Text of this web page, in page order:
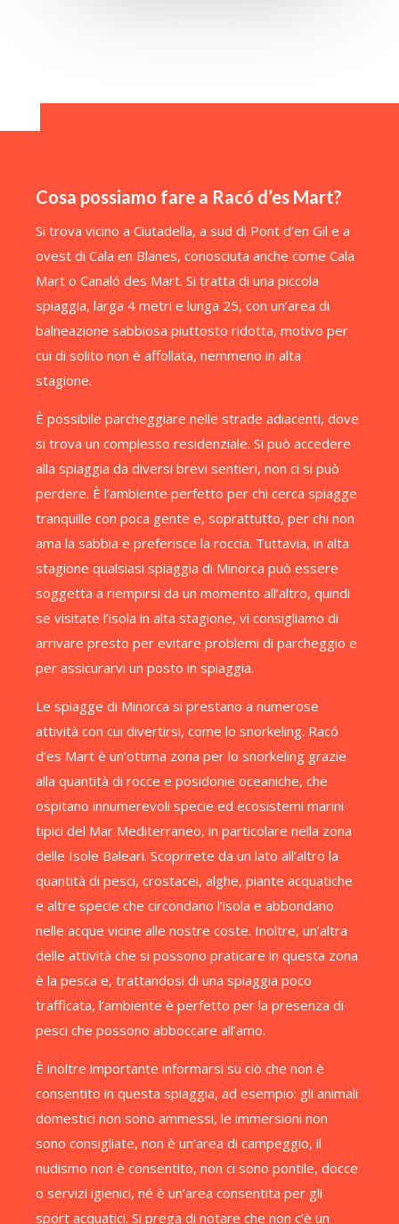
Cosa possiamo fare a Racó d’es Mart?
Si trova vicino a Ciutadella, a sud di Pont d’en Gil e a
ovest di Cala en Blanes, conosciuta anche come Cala
Mart o Canaló des Mart. Si tratta di una piccola
spiaggia, larga 4 metri e lunga 25, con un’area di
balneazione sabbiosa piuttosto ridotta, motivo per
cui di solito non è affollata, nemmeno in alta
stagione.
È possibile parcheggiare nelle strade adiacenti, dove
si trova un complesso residenziale. Si può accedere
alla spiaggia da diversi brevi sentieri, non ci si può
perdere. È l’ambiente perfetto per chi cerca spiagge
tranquille con poca gente e, soprattutto, per chi non
ama la sabbia e preferisce la roccia. Tuttavia, in alta
stagione qualsiasi spiaggia di Minorca può essere
soggetta a riempirsi da un momento all’altro, quindi
se visitate l’isola in alta stagione, vi consigliamo di
arrivare presto per evitare problemi di parcheggio e
per assicurarvi un posto in spiaggia.
Le spiagge di Minorca si prestano a numerose
attività con cui divertirsi, come lo snorkeling. Racó
d’es Mart è un’ottima zona per lo snorkeling grazie
alla quantità di rocce e posidonie oceaniche, che
ospitano innumerevoli specie ed ecosistemi marini
tipici del Mar Mediterraneo, in particolare nella zona
delle Isole Baleari. Scoprirete da un lato all’altro la
quantità di pesci, crostacei, alghe, piante acquatiche
e altre specie che circondano l’isola e abbondano
nelle acque vicine alle nostre coste. Inoltre, un’altra
delle attività che si possono praticare in questa zona
è la pesca e, trattandosi di una spiaggia poco
trafficata, l’ambiente è perfetto per la presenza di
pesci che possono abboccare all’amo.
È inoltre importante informarsi su ciò che non è
consentito in questa spiaggia, ad esempio: gli animali
domestici non sono ammessi, le immersioni non
sono consigliate, non è un’area di campeggio, il
nudismo non è consentito, non ci sono pontile, docce
o servizi igienici, né è un’area consentita per gli
sport acquatici. Si prega di notare che non c’è un